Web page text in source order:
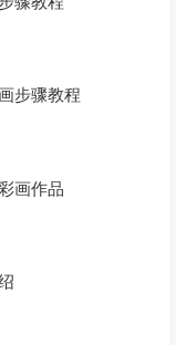
步骤教程
画作品